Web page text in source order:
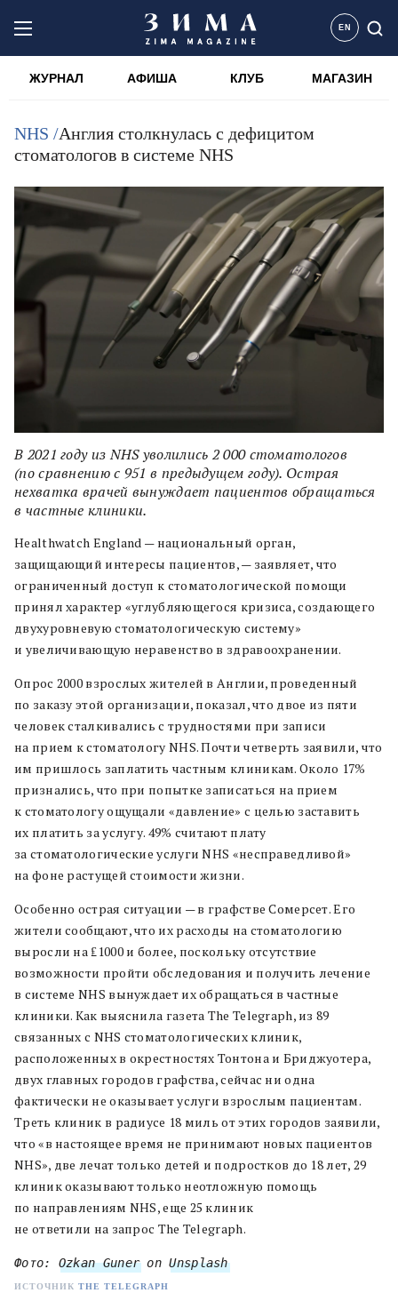
EN
ЖУРНАЛ АФИША КЛУБ МАГАЗИН
NHS /Англия столкнулась с дефицитом
стоматологов в системе NHS
В 2021 году из NHS уволились 2 000 стоматологов
(по сравнению с 951 в предыдущем году). Острая
нехватка врачей вынуждает пациентов обращаться
в частные клиники.
Healthwatch England — национальный орган,
защищающий интересы пациентов, — заявляет, что
ограниченный доступ к стоматологической помощи
принял характер «углубляющегося кризиса, создающего
двухуровневую стоматологическую систему»
и увеличивающую неравенство в здравоохранении.
Опрос 2000 взрослых жителей в Англии, проведенный
по заказу этой организации, показал, что двое из пяти
человек сталкивались с трудностями при записи
на прием к стоматологу NHS. Почти четверть заявили, что
им пришлось заплатить частным клиникам. Около 17%
признались, что при попытке записаться на прием
к стоматологу ощущали «давление» с целью заставить
их платить за услугу. 49% считают плату
за стоматологические услуги NHS «несправедливой»
на фоне растущей стоимости жизни.
Особенно острая ситуации — в графстве Сомерсет. Его
жители сообщают, что их расходы на стоматологию
выросли на ₤1000 и более, поскольку отсутствие
возможности пройти обследования и получить лечение
в системе NHS вынуждает их обращаться в частные
клиники. Как выяснила газета The Telegraph, из 89
связанных с NHS стоматологических клиник,
расположенных в окрестностях Тонтона и Бриджуотера,
двух главных городов графства, сейчас ни одна
фактически не оказывает услуги взрослым пациентам.
Треть клиник в радиусе 18 миль от этих городов заявили,
что «в настоящее время не принимают новых пациентов
NHS», две лечат только детей и подростков до 18 лет, 29
клиник оказывают только неотложную помощь
по направлениям NHS, еще 25 клиник
не ответили на запрос The Telegraph.
Фото: Ozkan Guner on Unsplash
ИСТОЧНИК THE TELEGRAPH